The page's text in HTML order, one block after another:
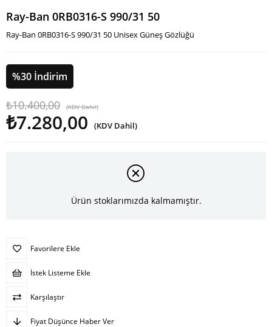
Ray-Ban 0RB0316-S 990/31 50
Ray-Ban 0RB0316-S 990/31 50 Unisex Güneş Gözlüğü
%30 İndirim
₺10.400,00 (KDV Dahil)
₺7.280,00 (KDV Dahil)
Ürün stoklarımızda kalmamıştır.
Favorilere Ekle
İstek Listeme Ekle
Karşılaştır
Fiyat Düşünce Haber Ver